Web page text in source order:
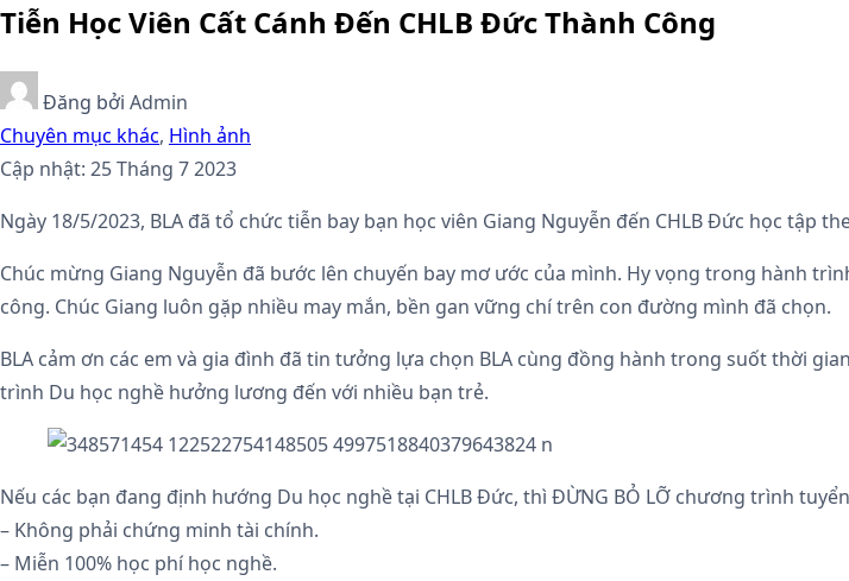
Tiễn Học Viên Cất Cánh Đến CHLB Đức Thành Công
Đăng bởi Admin
Chuyên mục khác, Hình ảnh
Cập nhật: 25 Tháng 7 2023
Ngày 18/5/2023, BLA đã tổ chức tiễn bay bạn học viên Giang Nguyễn đến CHLB Đức học tập
Chúc mừng Giang Nguyễn đã bước lên chuyến bay mơ ước của mình. Hy vọng trong hành
công. Chúc Giang luôn gặp nhiều may mắn, bền gan vững chí trên con đường mình đã chọn.
BLA cảm ơn các em và gia đình đã tin tưởng lựa chọn BLA cùng đồng hành trong suốt thời
trình Du học nghề hưởng lương đến với nhiều bạn trẻ.
Nếu các bạn đang định hướng Du học nghề tại CHLB Đức, thì ĐỪNG BỎ LỠ chương trình
– Không phải chứng minh tài chính.
– Miễn 100% học phí học nghề.